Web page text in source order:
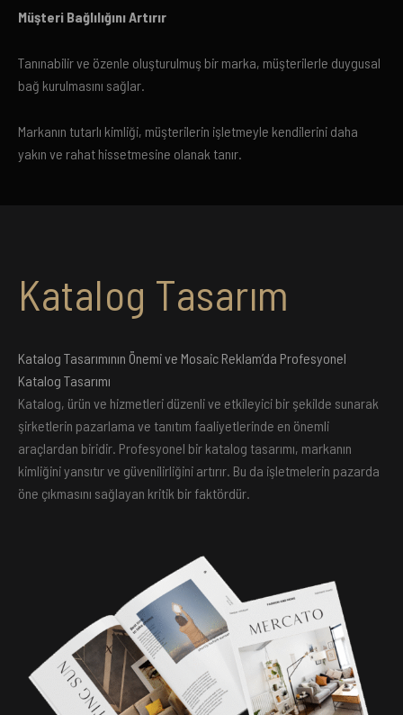
Müşteri Bağlılığını Artırır
Tanınabilir ve özenle oluşturulmuş bir marka, müşterilerle duygusal
bağ kurulmasını sağlar.
Markanın tutarlı kimliği, müşterilerin işletmeyle kendilerini daha
yakın ve rahat hissetmesine olanak tanır.
Katalog Tasarım
Katalog Tasarımının Önemi ve Mosaic Reklam’da Profesyonel
Katalog Tasarımı
Katalog, ürün ve hizmetleri düzenli ve etkileyici bir şekilde sunarak
şirketlerin pazarlama ve tanıtım faaliyetlerinde en önemli
araçlardan biridir. Profesyonel bir katalog tasarımı, markanın
kimliğini yansıtır ve güvenilirliğini artırır. Bu da işletmelerin pazarda
öne çıkmasını sağlayan kritik bir faktördür.